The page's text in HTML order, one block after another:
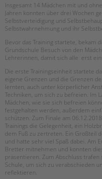
PROFIL | LEITBILD
Bereiche im Überblick
Kinder- und Jugendschutz
Unsere Videos
Gesellschafter VdK
schoolcoach BTL
tandem international
KARRIERE
Stellenangebote
tandem als Arbeitgeberin
NEWS/BLOG
unkuerzbar
Insgesamt 14 Mädchen mit und
Jahren konnten über drei Wochen
Selbstverteidigung und
Selbstwahrnehmung und ihr
Bevor das Training startete, bekam
Grundschule Besuch von den
Lehrerinnen, damit sich alle erst
Die erste Trainingseinheit startete
eigene Grenzen und die Grenzen
lernten, auch unter körperlicher
Techniken, um sich zu befreien. Im
Mädchen, wie sie sich befreien
festgehalten werden, außerdem
schützen. Zum Finale am
Trainings die Gelegenheit, ein
dem Fuß zu zertreten. Ein Großteil
und hatte sehr viel Spaß dabei. Am
Bretter mitnehmen und konnten
präsentieren. Zum Abschluss trafen
Schule, um sich zu verabschieden
reflektieren.